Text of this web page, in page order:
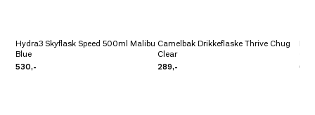
Hydra3 Skyflask Speed 500ml Malibu
Blue
530,-
Camelbak Drikkeflaske Thrive Chug
Clear
289,-